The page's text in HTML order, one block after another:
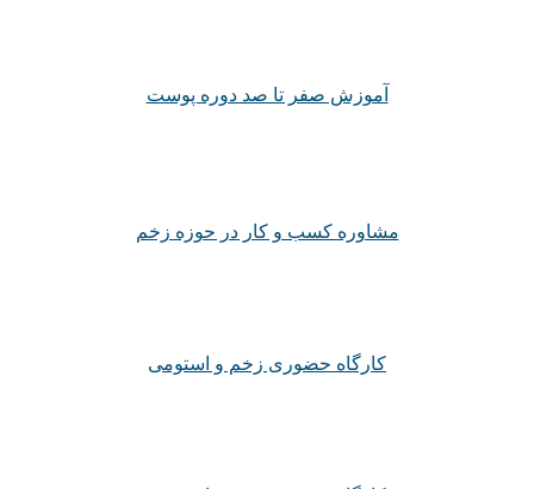
آموزش صفر تا صد دوره پوست
مشاوره کسب و کار در حوزه زخم
کارگاه حضوری زخم و استومی